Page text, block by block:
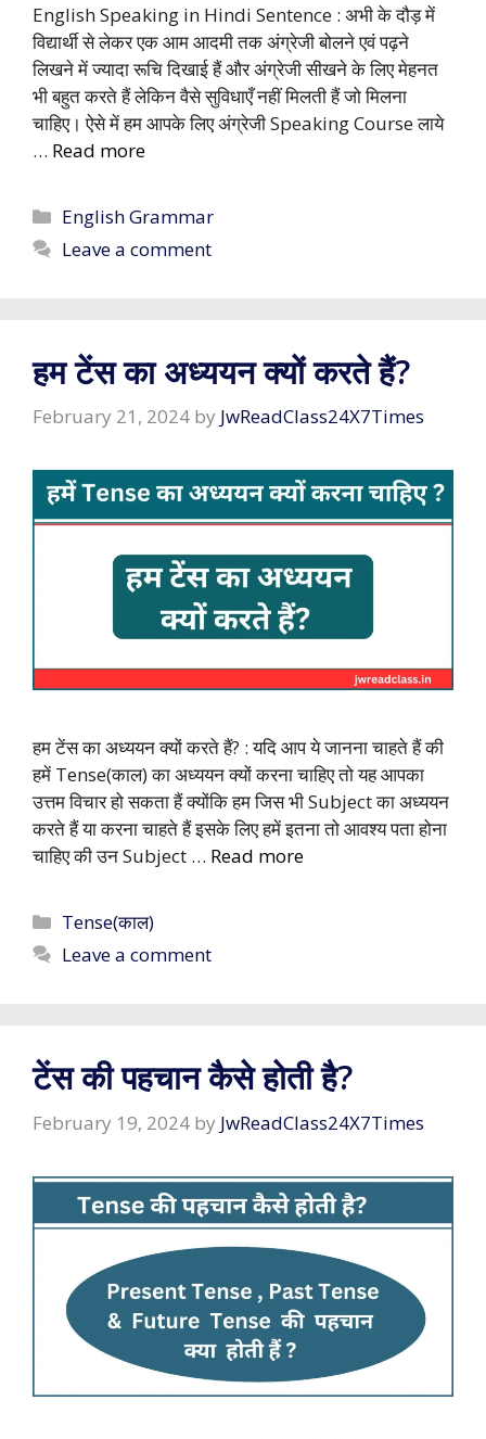
English Speaking in Hindi Sentence : अभी के दौड़ में
विद्यार्थी से लेकर एक आम आदमी तक अंग्रेजी बोलने एवं पढ़ने
लिखने में ज्यादा रूचि दिखाई हैं और अंग्रेजी सीखने के लिए मेहनत
भी बहुत करते हैं लेकिन वैसे सुविधाएँ नहीं मिलती हैं जो मिलना
चाहिए। ऐसे में हम आपके लिए अंग्रेजी Speaking Course लाये
… Read more
Categories
English Grammar
Leave a comment
हम टेंस का अध्ययन क्यों करते हैं?
February 21, 2024 by JwReadClass24X7Times
हम टेंस का अध्ययन क्यों करते हैं? : यदि आप ये जानना चाहते हैं की
हमें Tense(काल) का अध्ययन क्यों करना चाहिए तो यह आपका
उत्तम विचार हो सकता हैं क्योंकि हम जिस भी Subject का अध्ययन
करते हैं या करना चाहते हैं इसके लिए हमें इतना तो आवश्य पता होना
चाहिए की उन Subject … Read more
Categories
Tense(काल)
Leave a comment
टेंस की पहचान कैसे होती है?
February 19, 2024 by JwReadClass24X7Times